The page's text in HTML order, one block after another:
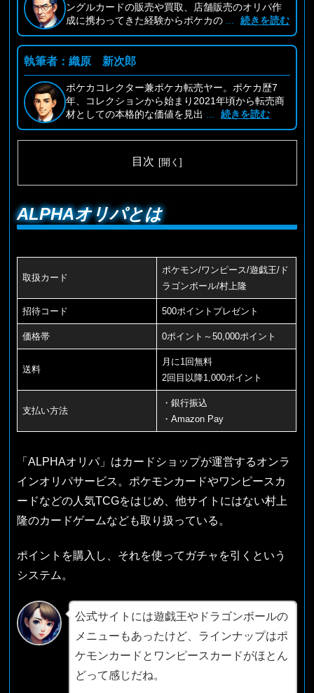
ングルカードの販売や買取、店舗販売のオリパ作
成に携わってきた経験からポケカの
続きを読む
執筆者：織原 新次郎
ポケカコレクター兼ポケカ転売ヤー。ポケカ歴7
年、コレクションから始まり2021年頃から転売商
材としての本格的な価値を見出
続きを読む
目次
ALPHAオリパとは
取扱カード
ポケモン/ワンピース/遊戯王/ド
ラゴンボール/村上隆
招待コード 500ポイントプレゼント
価格帯 0ポイント～50,000ポイント
送料
月に1回無料
2回目以降1,000ポイント
支払い方法
・銀行振込
・Amazon Pay
「ALPHAオリパ」はカードショップが運営するオンラ
インオリパサービス。ポケモンカードやワンピースカ
ードなどの人気TCGをはじめ、他サイトにはない村上
隆のカードゲームなども取り扱っている。
ポイントを購入し、それを使ってガチャを引くという
システム。
公式サイトには遊戯王やドラゴンボールの
メニューもあったけど、ラインナップはポ
ケモンカードとワンピースカードがほとん
どって感じだね。